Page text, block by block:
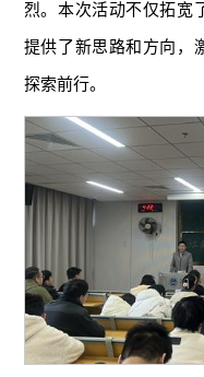
烈。本次活动不仅拓宽
提供了新思路和方向，
探索前行。